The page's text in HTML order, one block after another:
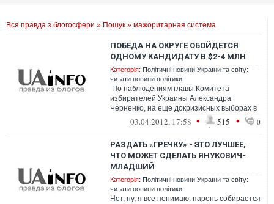
Вся правда з блогосфери » Пошук » мажоритарная система
ПОБЕДА НА ОКРУГЕ ОБОЙДЕТСЯ
ОДНОМУ КАНДИДАТУ В $2-4 МЛН
Категорія: Політичні новини України та світу:
читати новини політики
По наблюдениям главы Комитета
избирателей Украины Александра
Черненко, на еще докризисных выборах в
Киеве цена голоса доходила до 200
03.04.2012, 17:58 • 515 • 0
РАЗДАТЬ «ГРЕЧКУ» - ЭТО ЛУЧШЕЕ,
ЧТО МОЖЕТ СДЕЛАТЬ ЯНУКОВИЧ-
МЛАДШИЙ
Категорія: Політичні новини України та світу:
читати новини політики
Нет, ну, я все понимаю: парень собирается